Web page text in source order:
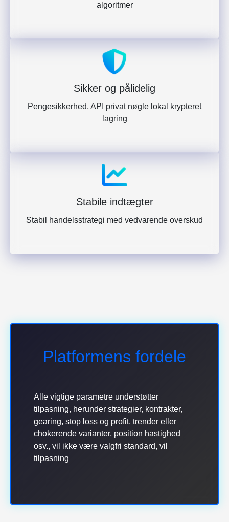
algoritmer
Sikker og pålidelig
Pengesikkerhed, API privat nøgle lokal krypteret
lagring
Stabile indtægter
Stabil handelsstrategi med vedvarende overskud
Platformens fordele
Alle vigtige parametre understøtter
tilpasning, herunder strategier, kontrakter,
gearing, stop loss og profit, trender eller
chokerende varianter, position hastighed
osv., vil ikke være valgfri standard, vil
tilpasning